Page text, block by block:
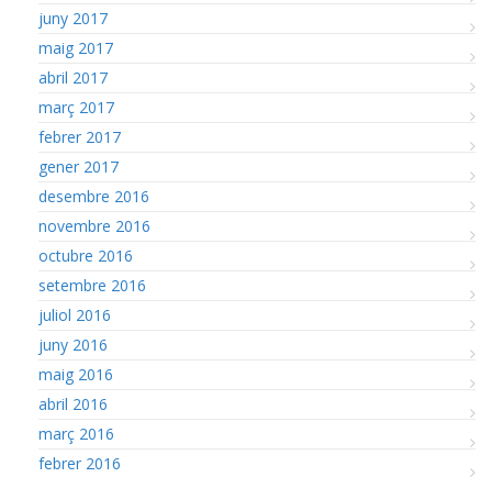
juny 2017
maig 2017
abril 2017
març 2017
febrer 2017
gener 2017
desembre 2016
novembre 2016
octubre 2016
setembre 2016
juliol 2016
juny 2016
maig 2016
abril 2016
març 2016
febrer 2016